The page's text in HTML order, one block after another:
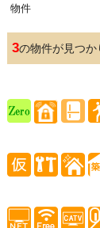
物件
3の物件が見つか